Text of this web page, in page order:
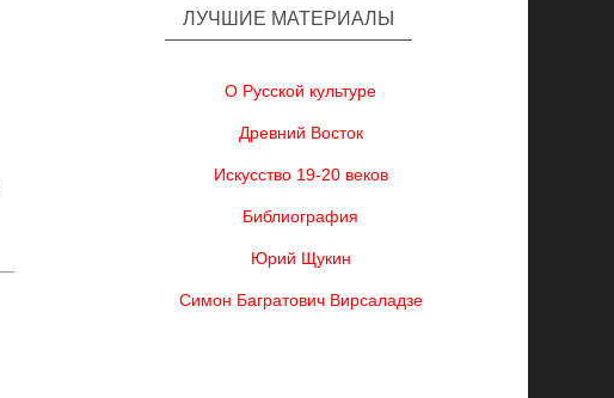
ЛУЧШИЕ МАТЕРИАЛЫ
О Русской культуре
Древний Восток
Искусство 19-20 веков
Библиография
Юрий Щукин
Симон Багратович Вирсаладзе